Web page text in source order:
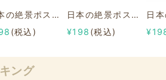
日本の絶景ポストカード ～夏～ 不動沢橋/福島
(税込)
日本の絶景ポストカード ～夏～ 鏡池/長野
¥198 (税込)
ング